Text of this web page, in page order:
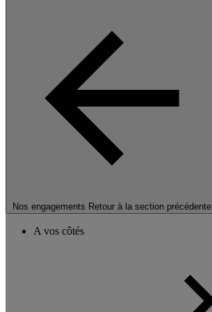
Nos engagements Retour à la section précédente
A vos côtés